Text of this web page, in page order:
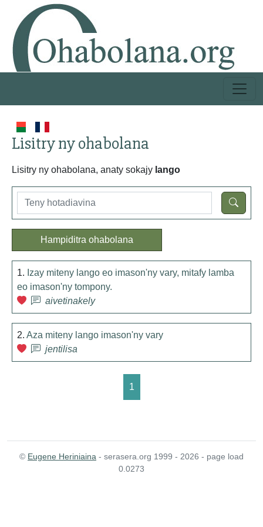
Lisitry ny ohabolana
Lisitry ny ohabolana, anaty sokajy lango
Hampiditra ohabolana
1. Izay miteny lango eo imason'ny vary, mitafy lamba
eo imason'ny tompony.
aivetinakely
2. Aza miteny lango imason'ny vary
jentilisa
1
© Eugene Heriniaina - serasera.org 1999 - 2026 - page load
0.0273